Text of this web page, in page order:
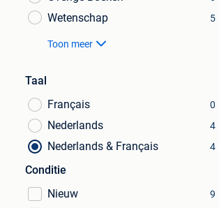
Wetenschap 5
Toon meer
Taal
Français
0
Nederlands 4
Nederlands & Français 4
Conditie
Nieuw
9